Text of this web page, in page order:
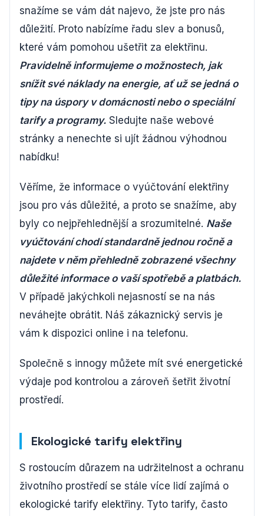
snažíme se vám dát najevo, že jste pro nás
důležití. Proto nabízíme řadu slev a bonusů,
které vám pomohou ušetřit za elektřinu.
Pravidelně informujeme o možnostech, jak
snížit své náklady na energie, ať už se jedná o
tipy na úspory v domácnosti nebo o speciální
tarify a programy. Sledujte naše webové
stránky a nenechte si ujít žádnou výhodnou
nabídku!
Věříme, že informace o vyúčtování elektřiny
jsou pro vás důležité, a proto se snažíme, aby
byly co nejpřehlednější a srozumitelné. Naše
vyúčtování chodí standardně jednou ročně a
najdete v něm přehledně zobrazené všechny
důležité informace o vaší spotřebě a platbách.
V případě jakýchkoli nejasností se na nás
neváhejte obrátit. Náš zákaznický servis je
vám k dispozici online i na telefonu.
Společně s innogy můžete mít své energetické
výdaje pod kontrolou a zároveň šetřit životní
prostředí.
Ekologické tarify elektřiny
S rostoucím důrazem na udržitelnost a ochranu
životního prostředí se stále více lidí zajímá o
ekologické tarify elektřiny. Tyto tarify, často